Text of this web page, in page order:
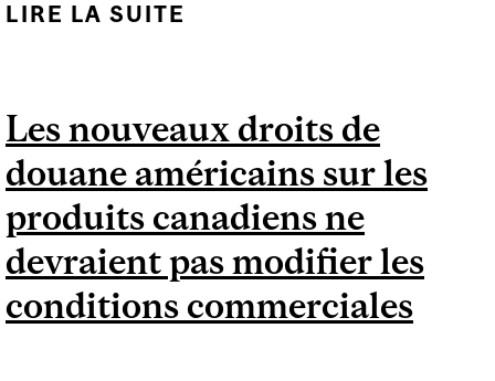
LIRE LA SUITE
Les nouveaux droits de
douane américains sur les
produits canadiens ne
devraient pas modifier les
conditions commerciales